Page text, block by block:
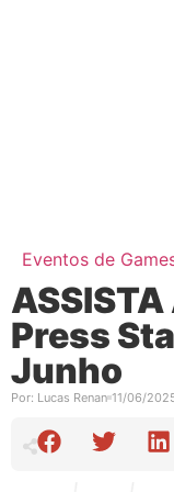
Eventos de
ASSISTA
Press
Junho
Por: Lucas Renan 11/06/